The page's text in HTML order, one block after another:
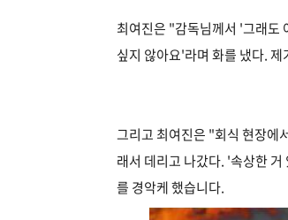
최여진은 "감독님께서 '그래도
싶지 않아요'라며 화를 냈다.
그리고 최여진은 "회식 현장에
래서 데리고 나갔다. '속상한
를 경악케 했습니다.